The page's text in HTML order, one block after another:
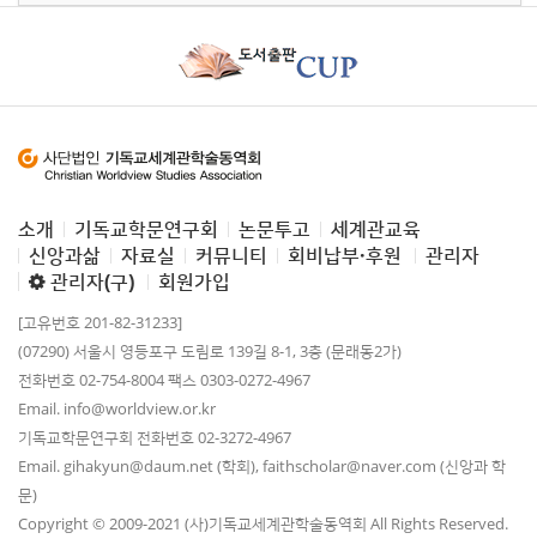
소개 기독교학문연구회 논문투고
세계관교육
신앙과삶
자료실 커뮤니티 회비납부·후원
관리자
관리자(구)
회원가입
[고유번호 201-82-31233]
(07290) 서울시 영등포구 도림로 139길 8-1, 3층 (문래동2가)
전화번호 02-754-8004 팩스 0303-0272-4967
Email. info@worldview.or.kr
기독교학문연구회 전화번호 02-3272-4967
Email. gihakyun@daum.net (학회), faithscholar@naver.com (신앙과 학
문)
Copyright © 2009-2021 (사)기독교세계관학술동역회 All Rights Reserved.